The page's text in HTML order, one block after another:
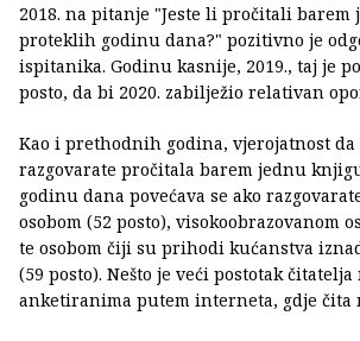
2018. na pitanje "Jeste li pročitali
proteklih godinu dana?" pozitivno je
ispitanika. Godinu kasnije, 2019., taj je
posto, da bi 2020. zabilježio relativan
Kao i prethodnih godina, vjerojatnost da
razgovarate pročitala barem jednu
godinu dana povećava se ako
osobom (52 posto), visokoobrazovanom
te osobom čiji su prihodi kućanstva
(59 posto). Nešto je veći postotak čitatelja
anketiranima putem interneta, gdje čita